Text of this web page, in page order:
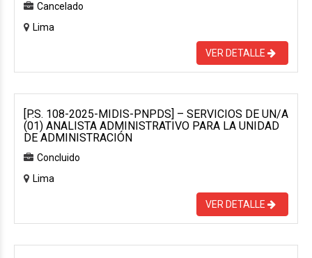
Cancelado
Lima
VER DETALLE
[P.S. 108-2025-MIDIS-PNPDS] – SERVICIOS DE UN/A
(01) ANALISTA ADMINISTRATIVO PARA LA UNIDAD
DE ADMINISTRACIÓN
Concluido
Lima
VER DETALLE